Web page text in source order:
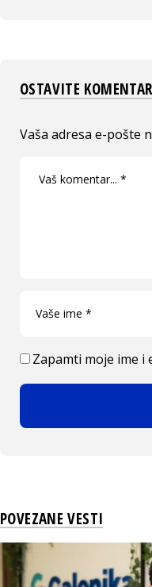
OSTAVITE KOMENTAR
Vaša adresa e-pošte
Zapamti moje ime i
POVEZANE VESTI